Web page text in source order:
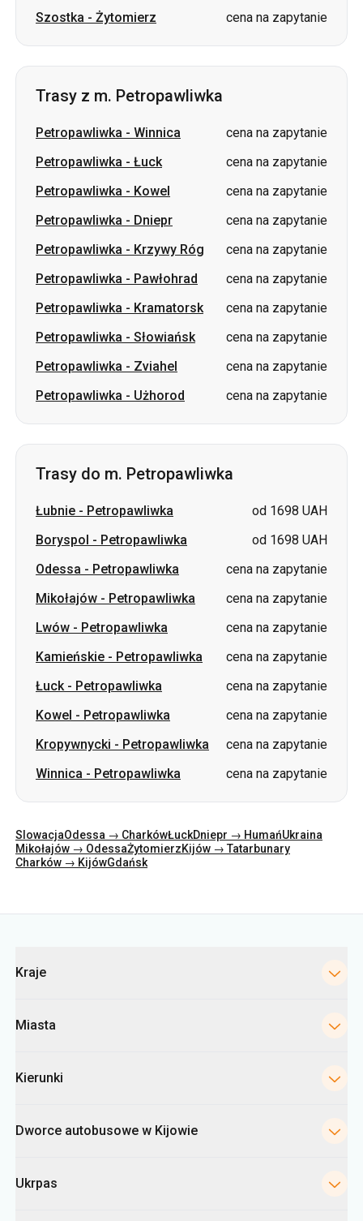
Trasy z m. Petropawliwka
Petropawliwka-Winnica
cena na zapytanie
Petropawliwka -Kowel
Petropawliwka-Dniepr
cena na zapytanie
Petropawliwka-Krzywy Róg
cena na zapytanie
Petropawliwka-Pawłohrad
cena na zapytanie
Petropawliwka-Kramatorsk
cena na zapytanie
Petropawliwka-Słowiańsk
cena na zapytanie
Petropawliwka-Zviahel
cena na zapytanie
Petropawliwka-Użhorod cena na zapytanie
Trasy do m. Petropawliwka
Łubnie-Petropawliwka
od 1698 UAH
Odessa -Petropawliwka
cena na zapytanie
Mikołajów-Petropawliwka
cena na zapytanie
Lwów-Petropawliwka
cena na zapytanie
Kamieńskie-Petropawliwka
cena na zapytanie
Łuck-Petropawliwka
cena na zapytanie
Kowel-Petropawliwka
cena na zapytanie
Kropywnycki-Petropawliwka
cena na zapytanie
Winnica-Petropawliwka cena na zapytanie
SlowacjaOdessa → CharkówŁuckDniepr → HumańUkraina
Charków → KijówGdańsk
Kategorie